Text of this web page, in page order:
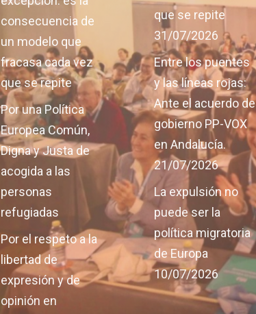
consecuencia de
un modelo que
fracasa cada vez
que se repite
Por una Política
Europea Común,
Digna y Justa de
acogida a las
personas
refugiadas
Por el respeto a la
libertad de
expresión y de
opinión en
que se repite
31/07/2026
Entre los puentes
y las líneas rojas:
Ante el acuerdo de
gobierno PP-VOX
en Andalucía.
21/07/2026
La expulsión no
puede ser la
política migratoria
de Europa
10/07/2026